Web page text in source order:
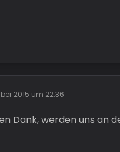
2015 um 22:36
Dank, werden uns an